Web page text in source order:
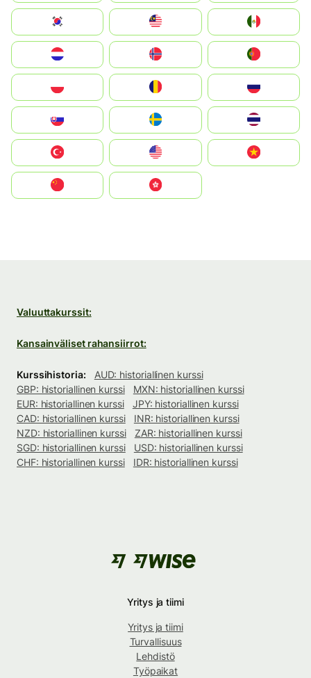
South Korea
United States
中國香港特別行政區
Valuuttakurssit:
Kansainväliset rahansiirrot:
Kurssihistoria:
AUD: historiallinen kurssi
GBP: historiallinen kurssi
MXN: historiallinen kurssi
EUR: historiallinen kurssi
JPY: historiallinen kurssi
CAD: historiallinen kurssi
INR: historiallinen kurssi
NZD: historiallinen kurssi
ZAR: historiallinen kurssi
SGD: historiallinen kurssi
USD: historiallinen kurssi
CHF: historiallinen kurssi
IDR: historiallinen kurssi
Yritys ja tiimi
Yritys ja tiimi
Turvallisuus
Lehdistö
Työpaikat